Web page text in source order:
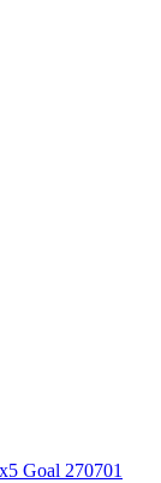
Goal 270701